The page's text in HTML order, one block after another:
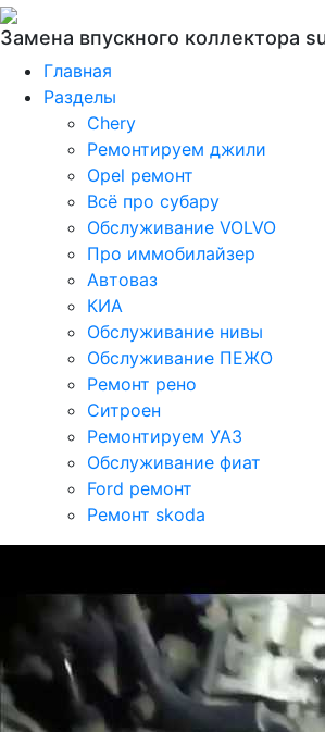
Замена впускного коллектора
Главная
Разделы
Chery
Ремонтируем джили
Opel ремонт
Всё про субару
Обслуживание VOLVO
Про иммобилайзер
Автоваз
КИА
Обслуживание нивы
Обслуживание ПЕЖО
Ремонт рено
Ситроен
Ремонтируем УАЗ
Обслуживание фиат
Ford ремонт
Ремонт skoda